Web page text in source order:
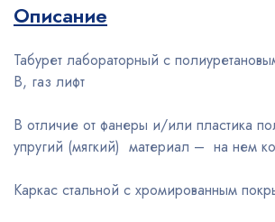
Описание
Табурет лабораторный с
В, газ лифт
В отличие от фанеры и/или пластика
упругий (мягкий) материал – на нем
Каркас стальной с хромированным